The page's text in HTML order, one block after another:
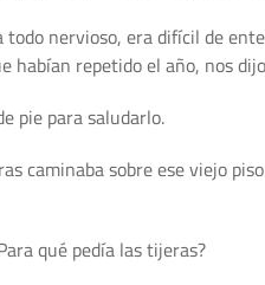
nervioso, era difícil de
habían repetido el año, nos
pie para saludarlo.
sobre ese viejo
qué pedía las tijeras?